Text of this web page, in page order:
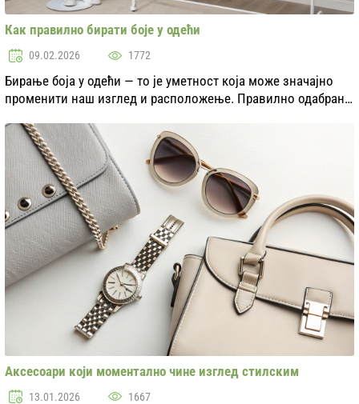
Как правилно бирати боје у одећи
09.02.2026 1772
Бирање боја у одећи — то је уметност која може значајно
променити наш изглед и расположење. Правилно одабрани
хармоничне слике. У овом чланку ће...
Аксесоари који моментално чине изглед стилским
13.01.2026 1667